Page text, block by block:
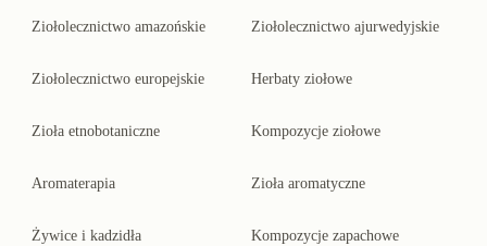
Ziołolecznictwo amazońskie Ziołolecznictwo ajurwedyjskie
Ziołolecznictwo europejskie Herbaty ziołowe
Zioła etnobotaniczne Kompozycje ziołowe
Aromaterapia Zioła aromatyczne
Żywice i kadzidła Kompozycje zapachowe